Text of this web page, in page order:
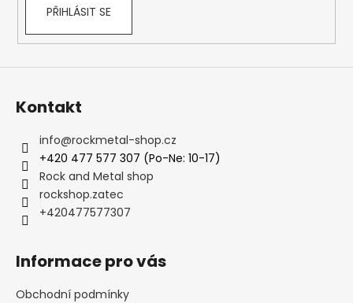
PŘIHLÁSIT SE
Kontakt
info@rockmetal-shop.cz
+420 477 577 307 (Po-Ne: 10-17)
Rock and Metal shop
rockshop.zatec
+420477577307
Informace pro vás
Obchodní podmínky